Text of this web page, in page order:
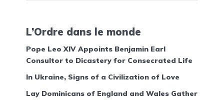
L’Ordre dans le monde
Pope Leo XIV Appoints Benjamin Earl
Consultor to Dicastery for Consecrated Life
In Ukraine, Signs of a Civilization of Love
Lay Dominicans of England and Wales Gather